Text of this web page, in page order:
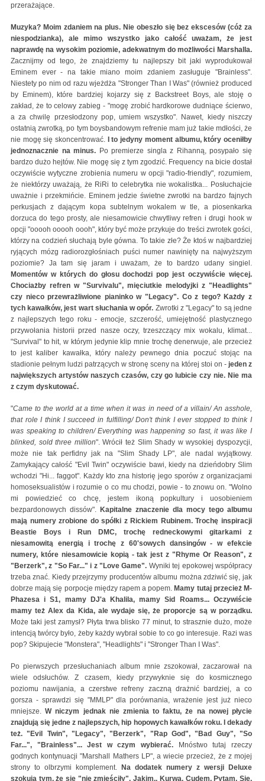
przerażające.
Muzyka? Moim zdaniem na plus. Nie obeszło się bez ekscesów (cóż za
niespodzianka), ale mimo wszystko jako całość uważam, że jest
naprawdę na wysokim poziomie, adekwatnym do możliwości Marshalla.
Zacznijmy od tego, że znajdziemy tu najlepszy bit jaki wyprodukował
Eminem ever - na takie miano moim zdaniem zasługuje "Brainless".
Niestety po nim od razu wjeżdża "Stronger Than I Was" (również produced
by Eminem), które bardziej kojarzy się z Backstreet Boys, ale stoję o
zakład, że to celowy zabieg - "mogę zrobić hardkorowe dudniące ścierwo,
a za chwilę przesłodzony pop, umiem wszystko". Nawet, kiedy niszczy
ostatnią zwrotką, po tym boysbandowym refrenie mam już takie mdłości, że
nie mogę się skoncentrować.
I to jedyny moment albumu, który oceniłby
jednoznacznie na minus. Po premierze singla z Rihanną, posypało się
bardzo dużo hejtów. Nie mogę się z tym zgodzić. Frequency na bicie dostał
oczywiście wytyczne zrobienia numeru w opcji "radio-friendly", rozumiem,
że niektórzy uważają, że RiRi to celebrytka nie wokalistka... Posłuchajcie
uważnie i przekmińcie. Eminem jedzie świetne zwrotki na bardzo fajnych
perkusjach z dającym kopa subtelnym wokalem w tle, a piosenkarka
dorzuca do tego prosty, ale niesamowicie chwytliwy refren i drugi hook w
opcji "ooooh ooooh oooh", który być może przykuje do treści zwrotek gości,
którzy na codzień słuchają byle gówna. To takie złe? Że ktoś w najbardziej
ryjących mózg radiorozgłośniach puści numer nawinięty na najwyższym
poziomie? Ja tam się jaram i uważam, że to bardzo udany singiel.
Momentów w których do głosu dochodzi pop jest oczywiście więcej.
Chociażby refren w "Survivalu", mięciutkie melodyjki z "Headlights"
czy nieco przewrażliwione pianinko w "Legacy". Co z tego? Każdy z
tych kawałków, jest wart słuchania w opór. Zwrotki z "Legacy" to są jedne
z najlepszych tego roku - emocje, szczerość, umiejętność plastycznego
przywołania historii przed nasze oczy, trzeszczący mix wokalu, klimat...
"Survival" to hit, w którym jedynie klip mnie trochę denerwuje, ale przecież
to jest kaliber kawałka, który należy pewnego dnia poczuć stojąc na
stadionie pełnym ludzi patrzących w stronę sceny na której stoi on - jeden z
największych artystów naszych czasów, czy go lubicie czy nie. Nie ma
z czym dyskutować.
"Came to the world at a time when it was in need of a villain/ An asshole,
that role I think I succeed in fulfilling/ Don't think I ever stopped to think I
was speaking to children/ Everything was happening so fast, it was like I
blinked, sold three million". Wrócił też Slim Shady w wysokiej dyspozycji,
może nie tak perfidny jak na "Slim Shady LP", ale nadal wyjątkowy.
Zamykający całość "Evil Twin" oczywiście bawi, kiedy na dzieńdobry Slim
wchodzi "Hi... faggot". Każdy kto zna historię jego sporów z organizacjami
homoseksualistów i rozumie o co mu chodzi, powie - to znowu on. "Wolno
mi powiedzieć co chcę, jestem ikoną popkultury i uosobieniem
bezpardonowych dissów". Kapitalne znaczenie dla mocy tego albumu
mają numery zrobione do spółki z Rickiem Rubinem. Trochę inspiracji
Beastie Boys i Run DMC, trochę redneckowymi gitarkami z
niesamowitą energią i trochę z 60'sowych dansingów - w efekcie
numery, które niesamowicie kopią - tak jest z "Rhyme Or Reason", z
"Berzerk", z "So Far..." i z "Love Game". Wyniki tej epokowej współpracy
trzeba znać. Kiedy przejrzymy producentów albumu można zdziwić się, jak
dobrze mają się porpocje między rapem a popem. Mamy tutaj przecież M-
Phazesa i S1, mamy DJ'a Khalila, mamy Sid Roams... Oczywiście
mamy też Alex da Kida, ale wydaje się, że proporcje są w porządku.
Może taki jest zamysł? Płyta trwa blisko 77 minut, to strasznie dużo, może
intencją twórcy było, żeby każdy wybrał sobie to co go interesuje. Razi was
pop? Skipujecie "Monstera", "Headlights" i "Stronger Than I Was".
Po pierwszych przesłuchaniach album mnie zszokował, zaczarował na
wiele odsłuchów. Z czasem, kiedy przywyknie się do kosmicznego
poziomu nawijania, a czerstwe refreny zaczną drażnić bardziej, a co
gorsza - sprawdzi się "MMLP" dla porównania, wrażenie jest już nieco
mniejsze.W niczym jednak nie zmienia to faktu, że na nowej płycie
znajdują się jedne z najlepszych, hip hopowych kawałków roku. I dekady
też. "Evil Twin", "Legacy", "Berzerk", "Rap God", "Bad Guy", "So
Far...", "Brainless"... Jest w czym wybierać. Mnóstwo tutaj rzeczy
godnych kontynuacji "Marshall Mathers LP", a wiecie przecież, że z mojej
strony to olbrzymi komplement.
Na dodatek numery z wersji Deluxe
szokują tym, że się "nie zmieściły". Jakim., Kurwa. Cudem. Pytam. Się.